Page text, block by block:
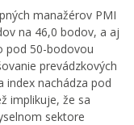
manažérov PMI
na 46,0 bodov, a aj
pod 50-bodovou
prevádzkových
index nachádza pod
implikuje, že sa
sektore